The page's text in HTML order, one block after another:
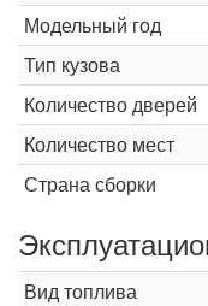
Модельный год
Тип кузова
Количество дверей
Количество мест
Страна сборки
Вид топлива